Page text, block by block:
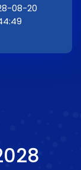
08-20